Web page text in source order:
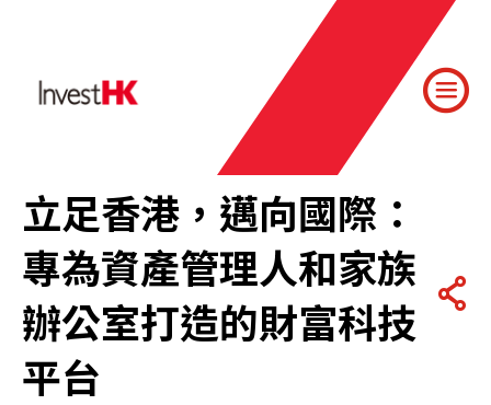
立足香港，邁向國際：
專為資產管理人和家族
辦公室打造的財富科技
平台